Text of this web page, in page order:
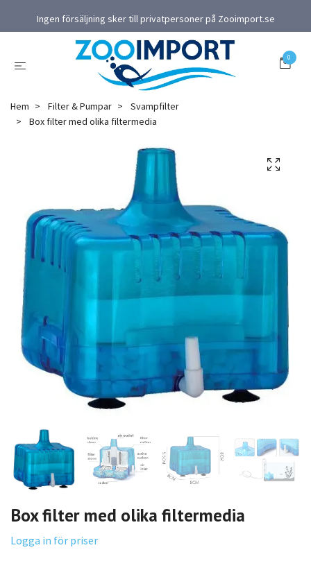
Ingen försäljning sker till privatpersoner på Zooimport.se
0
Hem Filter & Pumpar
Svampfilter
Box filter med olika filtermedia
Box filter med olika filtermedia
Logga in för priser